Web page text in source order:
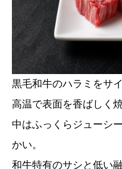
黒毛和牛のハラミをサ
高温で表面を香ばしく
中はふっくらジューシ
かい。
和牛特有のサシと低い